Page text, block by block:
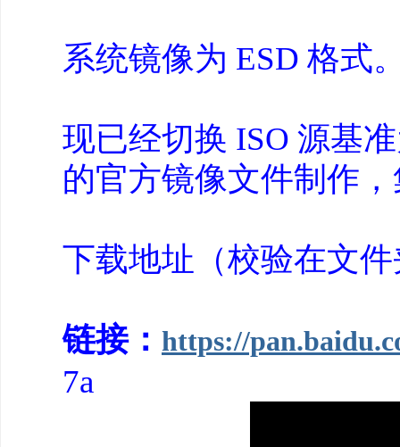
系统镜像为 ESD 格式
现已经切换 ISO 源基
的官方镜像文件制作
下载地址（校验在文
链接： https://
7a